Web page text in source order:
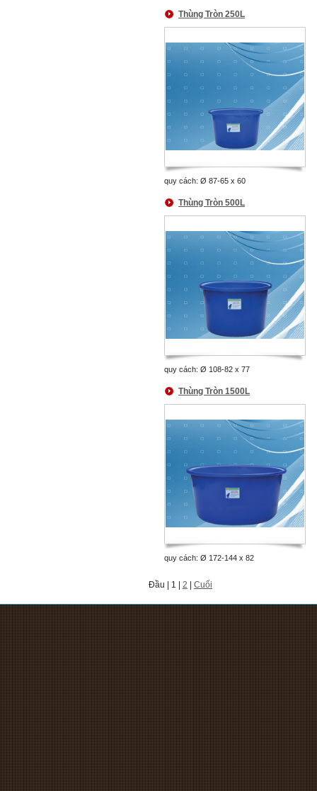
Thùng Tròn 250L
quy cách: Ø 87-65 x 60
Thùng Tròn 500L
quy cách: Ø 108-82 x 77
Thùng Tròn 1500L
quy cách: Ø 172-144 x 82
Đầu | 1 | 2 Cuối